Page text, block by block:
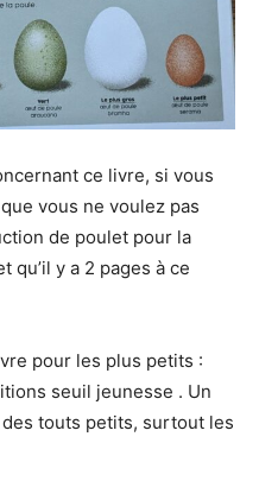
ce livre, si vous
vous ne voulez pas
de poulet pour la
qu’il y a 2 pages à ce
pour les plus petits :
seuil jeunesse . Un
touts petits, surtout les